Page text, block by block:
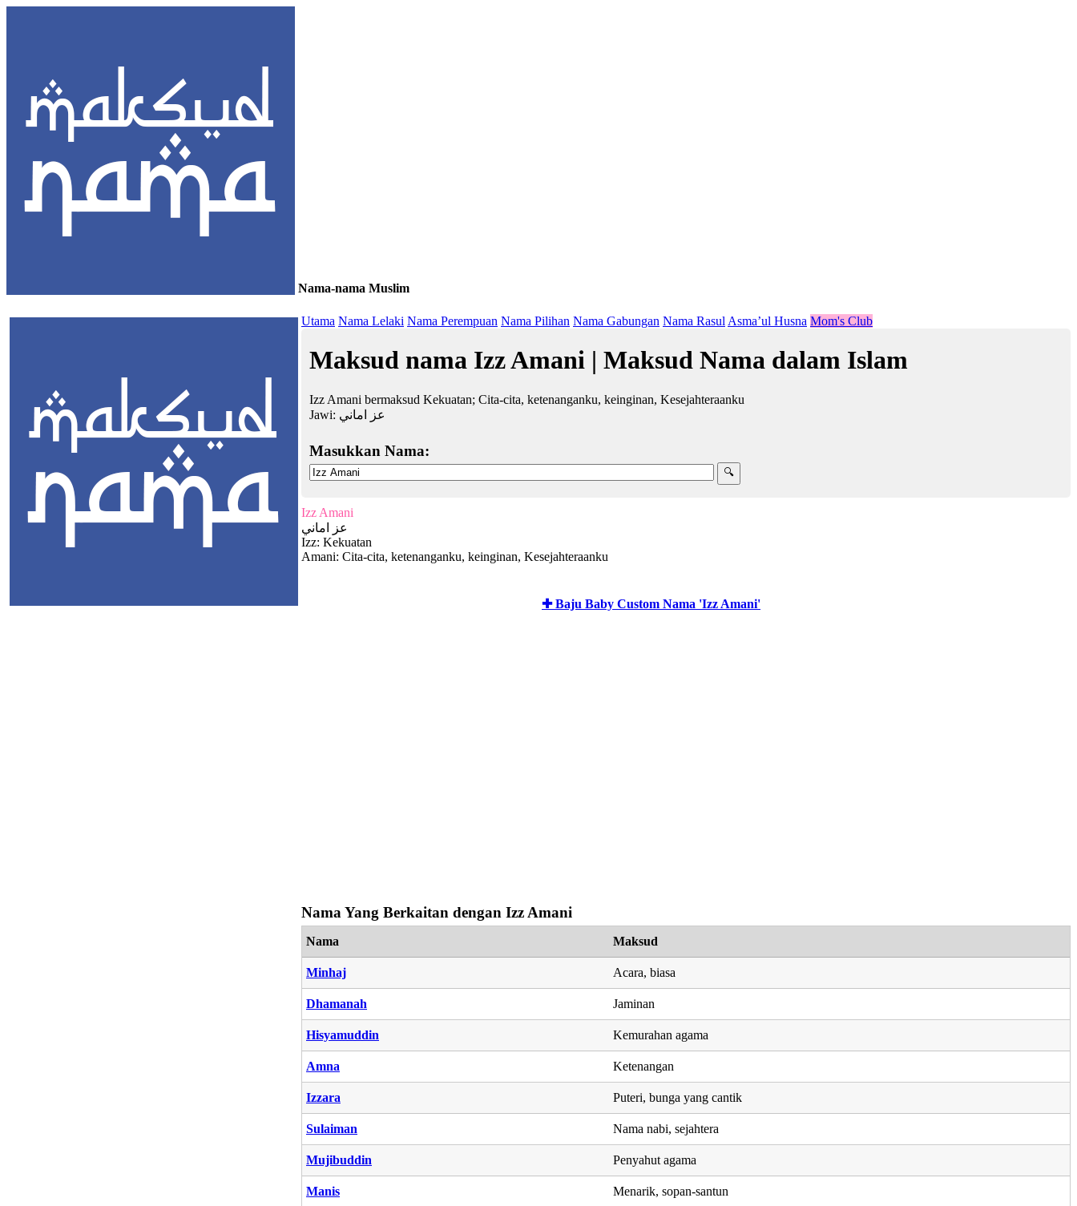
Nama-nama Muslim
Utama Nama Lelaki Nama Perempuan Nama Pilihan Nama Gabungan Nama Rasul Asma’ul Husna Mom's Club
Maksud nama Izz Amani | Maksud Nama dalam Islam
Izz Amani bermaksud Kekuatan; Cita-cita, ketenanganku, keinginan, Kesejahteraanku
Jawi: عز اماني
Masukkan Nama:
Izz Amani
عز اماني
Izz: Kekuatan
Amani: Cita-cita, ketenanganku, keinginan, Kesejahteraanku
✚ Baju Baby Custom Nama 'Izz Amani'
Nama Yang Berkaitan dengan Izz Amani
Nama Maksud
Minhaj Acara, biasa
Dhamanah Jaminan
Hisyamuddin Kemurahan agama
Amna Ketenangan
Izzara Puteri, bunga yang cantik
Sulaiman Nama nabi, sejahtera
Mujibuddin Penyahut agama
Manis Menarik, sopan-santun